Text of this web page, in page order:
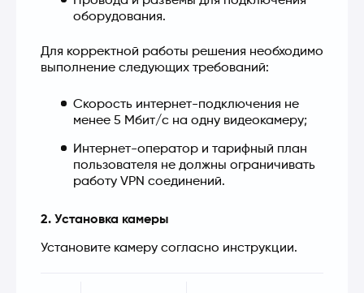
оборудования.
Для корректной работы решения необходимо
выполнение следующих требований:
Скорость интернет-подключения не
менее 5 Мбит/с на одну видеокамеру;
Интернет-оператор и тарифный план
пользователя не должны ограничивать
работу VPN соединений.
2. Установка камеры
Установите камеру согласно инструкции.